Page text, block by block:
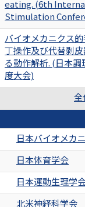
eating. (6th
Stimulation
バイオメカニクス
丁操作及び代替剥
る動作解析. (日本
度大会)
全
日本バイオメカ
日本体育学会
日本運動生理学
北米神経科学会